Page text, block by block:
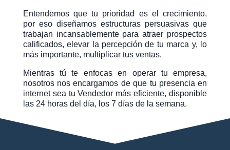
Entendemos que tu prioridad es el crecimiento,
por eso diseñamos estructuras persuasivas que
trabajan incansablemente para atraer prospectos
calificados, elevar la percepción de tu marca y, lo
más importante, multiplicar tus ventas.
Mientras tú te enfocas en operar tu empresa,
nosotros nos encargamos de que tu presencia en
internet sea tu Vendedor más eficiente, disponible
las 24 horas del día, los 7 días de la semana.